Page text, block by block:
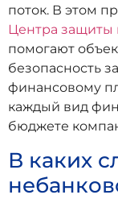
поток. В этом
Центра защиты
помогают
безопасность
финансовому
каждый вид
бюджете
В каких